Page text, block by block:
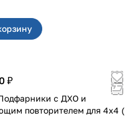
₽
с ДХО и
повторителем для 4x4 (